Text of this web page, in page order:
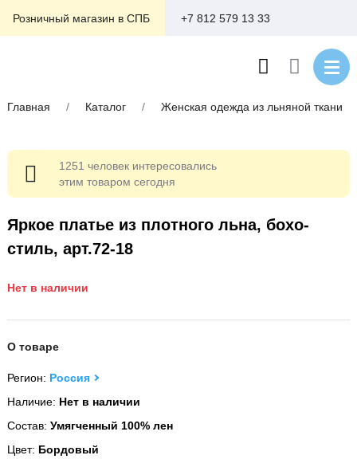
Розничный магазин в СПБ +7 812 579 13 33
Главная / Каталог / Женская одежда из льняной ткани
Яркое платье из плотного льна, бохо-
стиль, арт.72-18
Нет в наличии
О товаре
Регион: Россия
Наличие: Нет в наличии
Состав: Умягченный 100% лен
Цвет: Бордовый
1251 человек интересовались
этим товаром сегодня